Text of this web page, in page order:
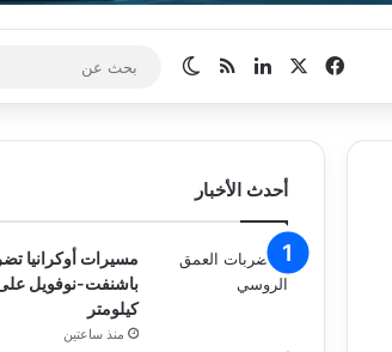
فيسبوك لينكدإنملخص الموقع RSS
الوضع المظلم
أحدث الأخبار
مسيرات أوكرانيا
كيلومتر
منذ ساعتين